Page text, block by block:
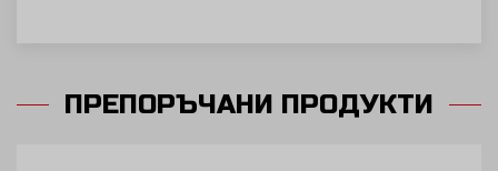
ПРЕПОРЪЧАНИ ПРОДУКТИ